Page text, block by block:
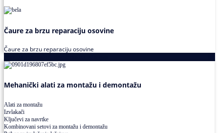
Čaure za brzu reparaciju osovine
Čaure za brzu reparaciju osovine
Mehanički alati za montažu i demontažu
Alati za montažu
Izvlakači
Ključevi za navrtke
Kombinovani setovi za montažu i demontažu